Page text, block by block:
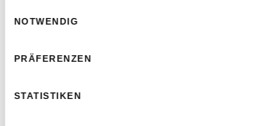
NOTWENDIG
PRÄFERENZEN
STATISTIKEN
Sa. 26. September 2026 | 21:00 Uhr